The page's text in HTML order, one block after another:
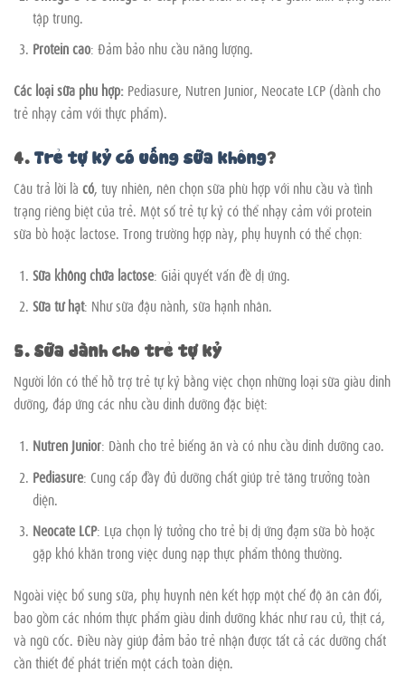
tập trung.
Protein cao: Đảm bảo nhu cầu năng lượng.
Các loại sữa phù hợp: Pediasure, Nutren Junior, Neocate LCP (dành cho
trẻ nhạy cảm với thực phẩm).
4. Trẻ tự kỷ có uống sữa không?
Câu trả lời là có, tuy nhiên, nên chọn sữa phù hợp với nhu cầu và tình
trạng riêng biệt của trẻ. Một số trẻ tự kỷ có thể nhạy cảm với protein
sữa bò hoặc lactose. Trong trường hợp này, phụ huynh có thể chọn:
Sữa không chứa lactose: Giải quyết vấn đề dị ứng.
Sữa từ hạt: Như sữa đậu nành, sữa hạnh nhân.
5. Sữa dành cho trẻ tự kỷ
Người lớn có thể hỗ trợ trẻ tự kỷ bằng việc chọn những loại sữa giàu dinh
dưỡng, đáp ứng các nhu cầu dinh dưỡng đặc biệt:
Nutren Junior: Dành cho trẻ biếng ăn và có nhu cầu dinh dưỡng cao.
Pediasure: Cung cấp đầy đủ dưỡng chất giúp trẻ tăng trưởng toàn
diện.
Neocate LCP: Lựa chọn lý tưởng cho trẻ bị dị ứng đạm sữa bò hoặc
gặp khó khăn trong việc dung nạp thực phẩm thông thường.
Ngoài việc bổ sung sữa, phụ huynh nên kết hợp một chế độ ăn cân đối,
bao gồm các nhóm thực phẩm giàu dinh dưỡng khác như rau củ, thịt cá,
và ngũ cốc. Điều này giúp đảm bảo trẻ nhận được tất cả các dưỡng chất
cần thiết để phát triển một cách toàn diện.